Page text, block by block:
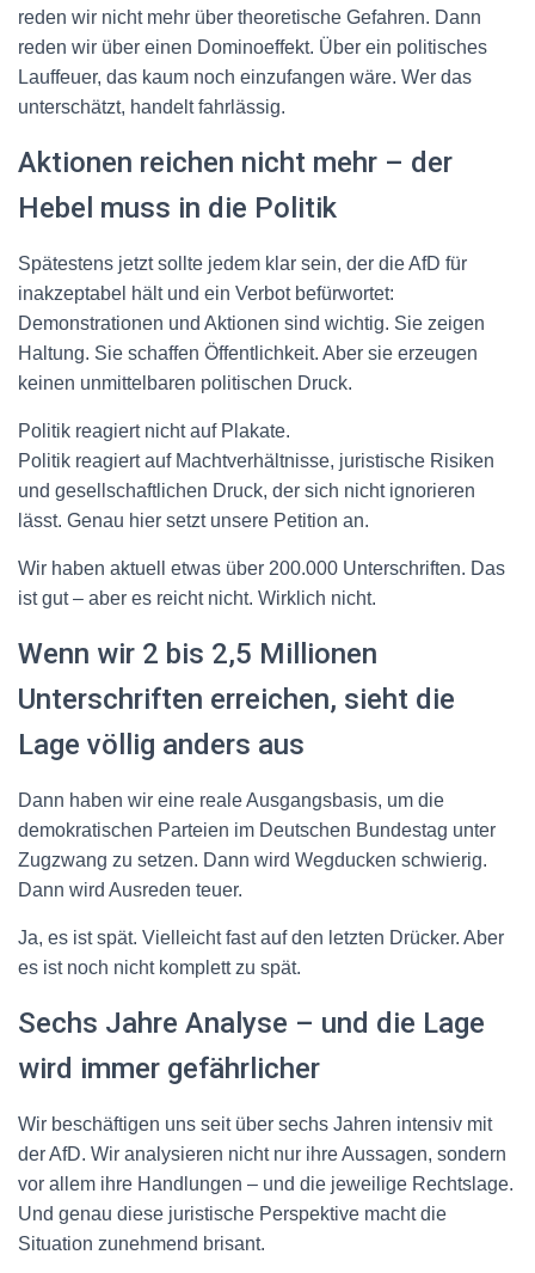
reden wir nicht mehr über theoretische Gefahren. Dann
reden wir über einen Dominoeffekt. Über ein politisches
Lauffeuer, das kaum noch einzufangen wäre. Wer das
unterschätzt, handelt fahrlässig.
Aktionen reichen nicht mehr – der
Hebel muss in die Politik
Spätestens jetzt sollte jedem klar sein, der die AfD für
inakzeptabel hält und ein Verbot befürwortet:
Demonstrationen und Aktionen sind wichtig. Sie zeigen
Haltung. Sie schaffen Öffentlichkeit. Aber sie erzeugen
keinen unmittelbaren politischen Druck.
Politik reagiert nicht auf Plakate.
Politik reagiert auf Machtverhältnisse, juristische Risiken
und gesellschaftlichen Druck, der sich nicht ignorieren
lässt. Genau hier setzt unsere Petition an.
Wir haben aktuell etwas über 200.000 Unterschriften. Das
ist gut – aber es reicht nicht. Wirklich nicht.
Wenn wir 2 bis 2,5 Millionen
Unterschriften erreichen, sieht die
Lage völlig anders aus
Dann haben wir eine reale Ausgangsbasis, um die
demokratischen Parteien im Deutschen Bundestag unter
Zugzwang zu setzen. Dann wird Wegducken schwierig.
Dann wird Ausreden teuer.
Ja, es ist spät. Vielleicht fast auf den letzten Drücker. Aber
es ist noch nicht komplett zu spät.
Sechs Jahre Analyse – und die Lage
wird immer gefährlicher
Wir beschäftigen uns seit über sechs Jahren intensiv mit
der AfD. Wir analysieren nicht nur ihre Aussagen, sondern
vor allem ihre Handlungen – und die jeweilige Rechtslage.
Und genau diese juristische Perspektive macht die
Situation zunehmend brisant.